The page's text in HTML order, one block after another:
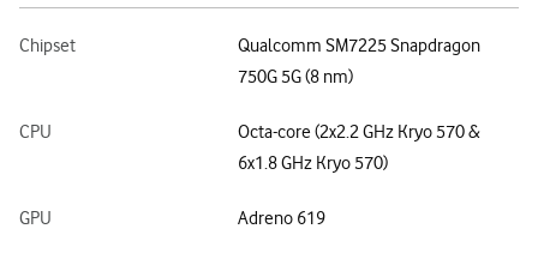
Chipset
Qualcomm SM7225 Snapdragon
750G 5G (8 nm)
CPU
Octa-core (2x2.2 GHz Kryo 570 &
6x1.8 GHz Kryo 570)
GPU Adreno 619